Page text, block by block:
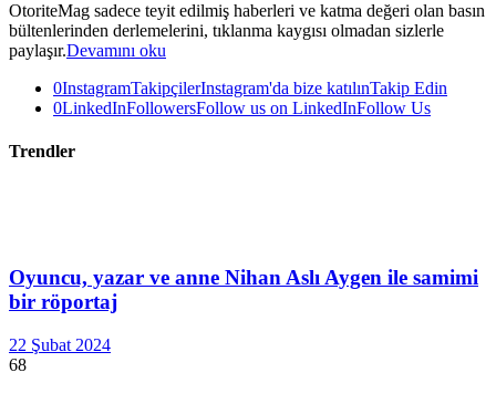
OtoriteMag sadece teyit edilmiş haberleri ve katma değeri olan basın
bültenlerinden derlemelerini, tıklanma kaygısı olmadan sizlerle
paylaşır.Devamını oku
0InstagramTakipçilerInstagram'da bize katılınTakip Edin
0LinkedInFollowersFollow us on LinkedInFollow Us
Trendler
Oyuncu, yazar ve anne Nihan Aslı Aygen ile samimi
bir röportaj
22 Şubat 2024
68